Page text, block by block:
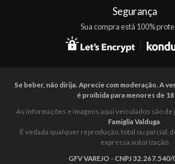
Segurança
Sua compra está 100%
Se beber, não dirija. Aprecie com moderação. A
é proíbida para menores de 18
As informações e imagens aqui veiculados são
Famiglia Valduga
É vedada qualquer reprodução, total ou parcial,
expressa autorização.
GFV VAREJO - CNPJ